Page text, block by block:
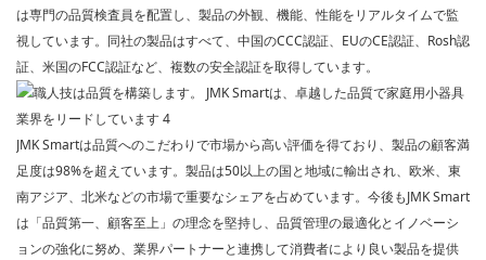
は専門の品質検査員を配置し、製品の外観、機能、性能をリアルタイムで監
視しています。同社の製品はすべて、中国のCCC認証、EUのCE認証、Rosh認
証、米国のFCC認証など、複数の安全認証を取得しています。
JMK Smartは品質へのこだわりで市場から高い評価を得ており、製品の顧客満
足度は98%を超えています。製品は50以上の国と地域に輸出され、欧米、東
南アジア、北米などの市場で重要なシェアを占めています。今後もJMK Smart
は「品質第一、顧客至上」の理念を堅持し、品質管理の最適化とイノベーシ
ョンの強化に努め、業界パートナーと連携して消費者により良い製品を提供